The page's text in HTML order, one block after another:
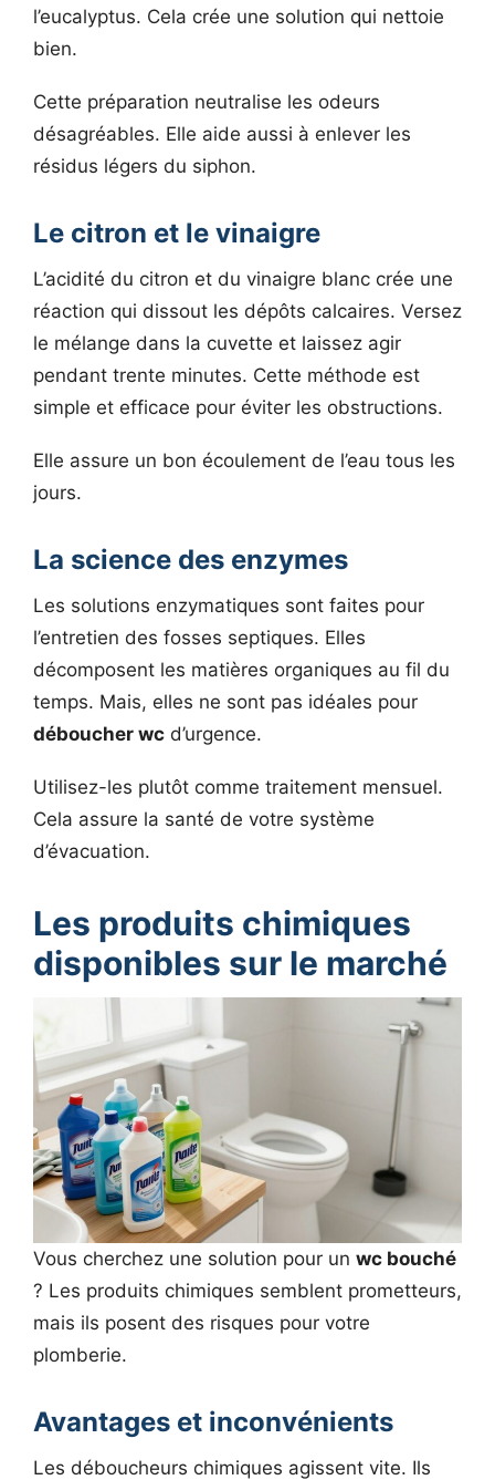
l’eucalyptus. Cela crée une solution qui nettoie
bien.
Cette préparation neutralise les odeurs
désagréables. Elle aide aussi à enlever les
résidus légers du siphon.
Le citron et le vinaigre
L’acidité du citron et du vinaigre blanc crée une
réaction qui dissout les dépôts calcaires. Versez
le mélange dans la cuvette et laissez agir
pendant trente minutes. Cette méthode est
simple et efficace pour éviter les obstructions.
Elle assure un bon écoulement de l’eau tous les
jours.
La science des enzymes
Les solutions enzymatiques sont faites pour
l’entretien des fosses septiques. Elles
décomposent les matières organiques au fil du
temps. Mais, elles ne sont pas idéales pour
déboucher wc d’urgence.
Utilisez-les plutôt comme traitement mensuel.
Cela assure la santé de votre système
d’évacuation.
Les produits chimiques
disponibles sur le marché
Vous cherchez une solution pour un wc bouché
? Les produits chimiques semblent prometteurs,
mais ils posent des risques pour votre
plomberie.
Avantages et inconvénients
Les déboucheurs chimiques agissent vite. Ils